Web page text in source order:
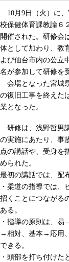
10月9日（火）に
校保健体育課教諭６
開催された。研修会
体として加わり、教
よび仙台市内の公立
名が参加して研修を
会場となった宮城
の復旧工事を終えた
業となった。
研修は、浅野哲男
の実施にあたり、事
点の講話や、受身を
められた。
最初の講話では、配
・柔道の指導では
招くことにつながる
ある。
・指導の原則は、
→相対、基本→応用
できる。
・頭部を打ち付け